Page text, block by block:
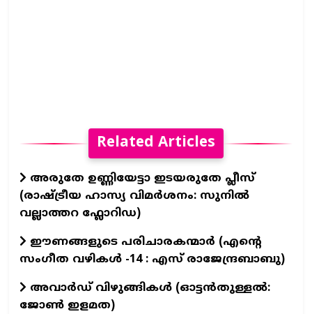
Related Articles
അരുതേ ഉണ്ണിയേട്ടാ ഇടയരുതേ പ്ലീസ്
(രാഷ്ട്രീയ ഹാസ്യ വിമർശനം: സുനിൽ
വല്ലാത്തറ ഫ്ലോറിഡ)
ഈണങ്ങളുടെ പരിചാരകന്മാര്‍ (എന്‍റെ
സംഗീത വഴികള്‍ -14 : എസ് രാജേന്ദ്രബാബു)
അവാർഡ് വിഴുങ്ങികൾ (ഓട്ടൻതുള്ളൽ:
ജോൺ ഇളമത)